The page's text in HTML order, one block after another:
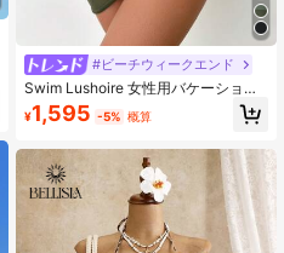
#ビーチウィークエンド
Swim Lushoire 女性用バケーション
ソリッドカラースプライシッドメッ
シーサイド絞り紐セクシースパゲッ
¥1,595 -5% 概算